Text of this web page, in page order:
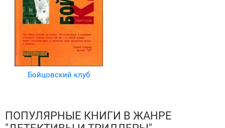
Бойцовский клуб
ПОПУЛЯРНЫЕ КНИГИ В ЖАНРЕ